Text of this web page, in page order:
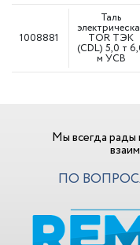
1008881
Таль
TOR ТЭК
(CDL) 5,0 т
м УСВ
Мы всегда рады
ПО